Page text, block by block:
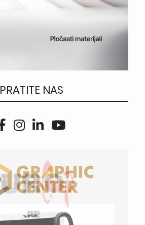
PRATITE NAS